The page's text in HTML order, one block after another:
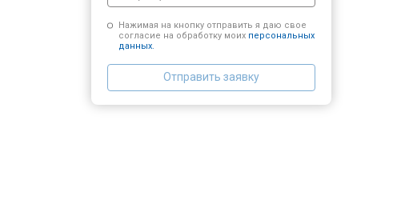
Нажимая на кнопку отправить я даю свое
согласие на обработку моих персональных
данных.
Отправить заявку